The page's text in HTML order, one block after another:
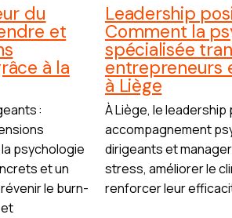
du
et
à la
:
psychologie
et un
le burn-
Leadership
Comment la
spécialisée
entrepreneurs
à Liège
À Liège, le leadership
accompagnement
dirigeants et
stress, améliorer le
renforcer leur